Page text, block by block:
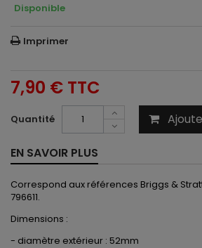
Disponible
Imprimer
7,90 € TTC
Quantité
EN SAVOIR PLUS
Correspond aux références Briggs &
796611.
Dimensions :
- diamètre extérieur : 52mm